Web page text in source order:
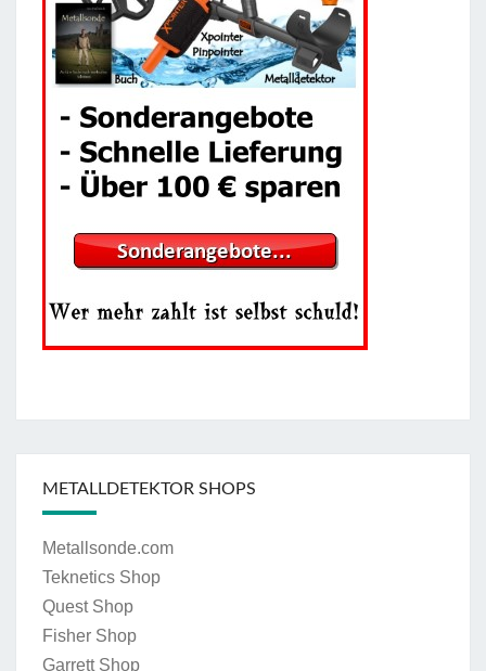
METALLDETEKTOR SHOPS
Metallsonde.com
Teknetics Shop
Quest Shop
Fisher Shop
Garrett Shop